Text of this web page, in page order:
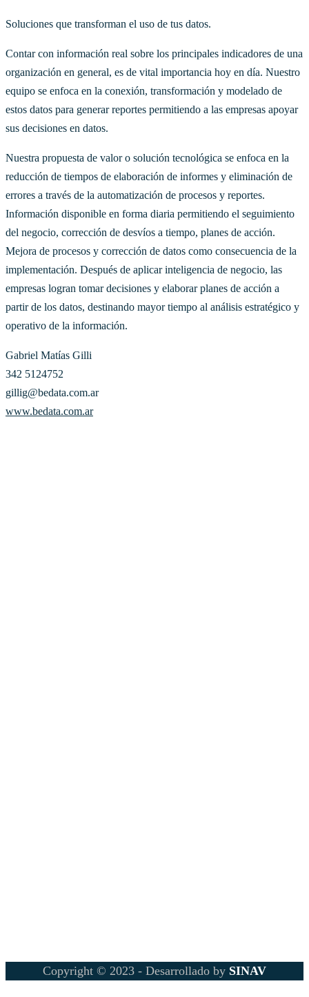
Soluciones que transforman el uso de tus datos.
Contar con información real sobre los principales indicadores de una
organización en general, es de vital importancia hoy en día. Nuestro
equipo se enfoca en la conexión, transformación y modelado de
estos datos para generar reportes permitiendo a las empresas apoyar
sus decisiones en datos.
Nuestra propuesta de valor o solución tecnológica se enfoca en la
reducción de tiempos de elaboración de informes y eliminación de
errores a través de la automatización de procesos y reportes.
Información disponible en forma diaria permitiendo el seguimiento
del negocio, corrección de desvíos a tiempo, planes de acción.
Mejora de procesos y corrección de datos como consecuencia de la
implementación. Después de aplicar inteligencia de negocio, las
empresas logran tomar decisiones y elaborar planes de acción a
partir de los datos, destinando mayor tiempo al análisis estratégico y
operativo de la información.
Gabriel Matías Gilli
342 5124752
gillig@bedata.com.ar
www.bedata.com.ar
Copyright © 2023 - Desarrollado by SINAV